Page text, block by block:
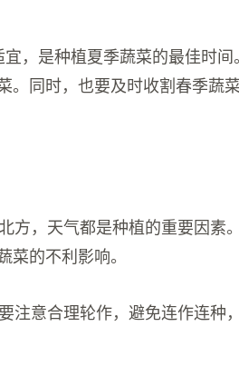
，是种植夏季蔬菜的最佳时
。同时，也要及时收割春季蔬
方，天气都是种植的重要因素
菜的不利影响。
注意合理轮作，避免连作连种